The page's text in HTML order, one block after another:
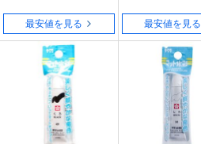
最安値を見る 最安値を見る